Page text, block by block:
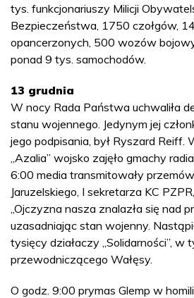
tys. funkcjonariuszy Milicji
Bezpieczeństwa, 1750 czołgów,
opancerzonych, 500 wozów
ponad 9 tys. samochodów.
13 grudnia
W nocy Rada Państwa uchwaliła
stanu wojennego. Jedynym jej
jego podpisania, był Ryszard Reiff.
„Azalia” wojsko zajęło gmachy
6:00 media transmitowały
Jaruzelskiego, I sekretarza KC
„Ojczyzna nasza znalazła się nad
uzasadniając stan wojenny.
tysięcy działaczy „Solidarności”, w
przewodniczącego Wałęsy.
O godz. 9:00 prymas Glemp w